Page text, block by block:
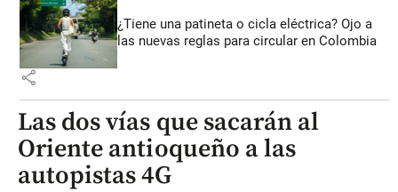
¿Tiene una patineta o cicla eléctrica? Ojo a
las nuevas reglas para circular en Colombia
share
Las dos vías que sacarán al
Oriente antioqueño a las
autopistas 4G